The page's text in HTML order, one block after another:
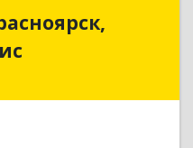
Красноярск,
офис